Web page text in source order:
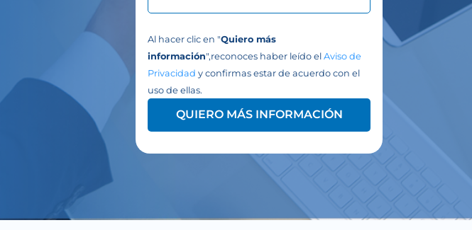
Al hacer clic en "Quiero más
información",reconoces haber leído elAviso de
Privacidad y confirmas estar de acuerdo con el
uso de ellas.
QUIERO MÁS INFORMACIÓN